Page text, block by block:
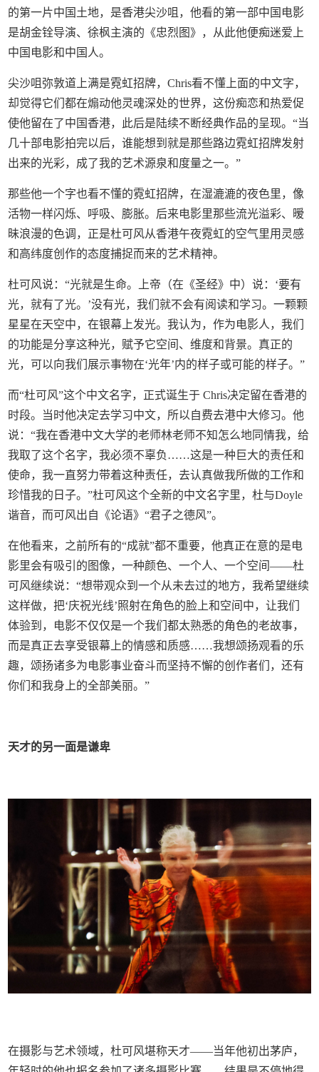
的第一片中国土地，是香港尖沙咀，他看的第一部中国电影
是胡金铨导演、徐枫主演的《忠烈图》，从此他便痴迷爱上
中国电影和中国人。
尖沙咀弥敦道上满是霓虹招牌，Chris看不懂上面的中文字，
却觉得它们都在煽动他灵魂深处的世界，这份痴恋和热爱促
使他留在了中国香港，此后是陆续不断经典作品的呈现。“当
几十部电影拍完以后，谁能想到就是那些路边霓虹招牌发射
出来的光彩，成了我的艺术源泉和度量之一。”
那些他一个字也看不懂的霓虹招牌，在湿漉漉的夜色里，像
活物一样闪烁、呼吸、膨胀。后来电影里那些流光溢彩、暧
昧浪漫的色调，正是杜可风从香港午夜霓虹的空气里用灵感
和高纬度创作的态度捕捉而来的艺术精神。
杜可风说：“光就是生命。上帝（在《圣经》中）说：‘要有
光，就有了光。’没有光，我们就不会有阅读和学习。一颗颗
星星在天空中，在银幕上发光。我认为，作为电影人，我们
的功能是分享这种光，赋予它空间、维度和背景。真正的
光，可以向我们展示事物在‘光年’内的样子或可能的样子。”
而“杜可风”这个中文名字，正式诞生于 Chris决定留在香港的
时段。当时他决定去学习中文，所以自费去港中大修习。他
说：“我在香港中文大学的老师林老师不知怎么地同情我，给
我取了这个名字，我必须不辜负……这是一种巨大的责任和
使命，我一直努力带着这种责任，去认真做我所做的工作和
珍惜我的日子。”杜可风这个全新的中文名字里，杜与Doyle
谐音，而可风出自《论语》“君子之德风”。
在他看来，之前所有的“成就”都不重要，他真正在意的是电
影里会有吸引的图像，一种颜色、一个人、一个空间——杜
可风继续说：“想带观众到一个从未去过的地方，我希望继续
这样做，把‘庆祝光线’照射在角色的脸上和空间中，让我们
体验到，电影不仅仅是一个我们都太熟悉的角色的老故事，
而是真正去享受银幕上的情感和质感……我想颂扬观看的乐
趣，颂扬诸多为电影事业奋斗而坚持不懈的创作者们，还有
你们和我身上的全部美丽。”
天才的另一面是谦卑
在摄影与艺术领域，杜可风堪称天才——当年他初出茅庐，